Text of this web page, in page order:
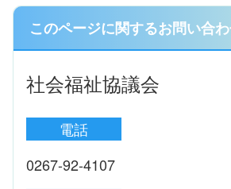
このページに関するお問い合
社会福祉協議会
電話
0267-92-4107